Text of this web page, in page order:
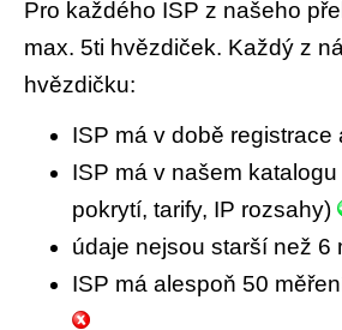
Pro každého ISP z našeho
max. 5ti hvězdiček. Každý z
hvězdičku:
ISP má v době
ISP má v našem
pokrytí, tarify, IP rozsahy)
údaje nejsou starší než 6
ISP má alespoň 50